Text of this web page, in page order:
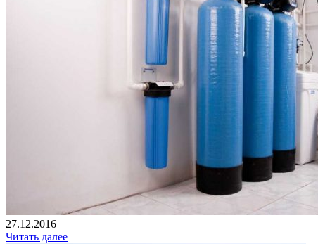
27.12.2016
Читать далее